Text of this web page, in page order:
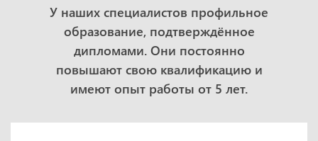
У наших специалистов профильное
образование, подтверждённое
дипломами. Они постоянно
повышают свою квалификацию и
имеют опыт работы от 5 лет.